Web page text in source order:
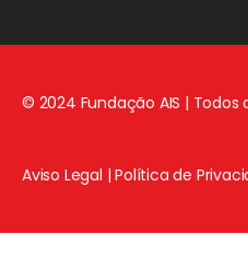
© 2024 Fundação AIS | Todos
Aviso Legal |Política de